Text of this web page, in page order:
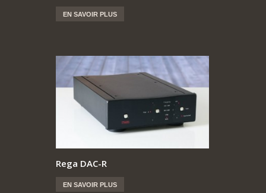
EN SAVOIR PLUS
Rega DAC-R
EN SAVOIR PLUS